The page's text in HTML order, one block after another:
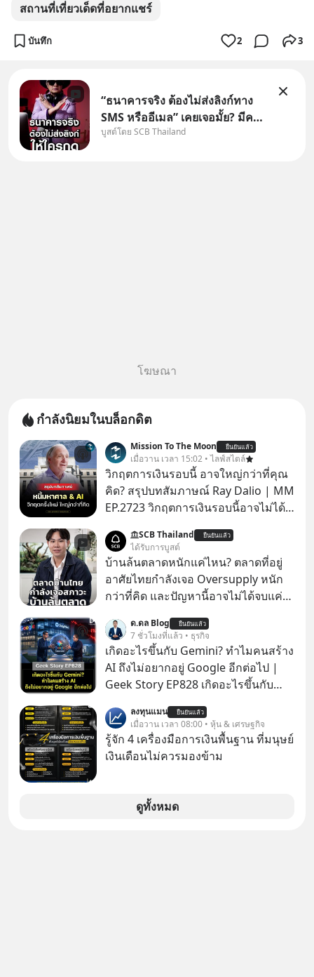
สถานที่เที่ยวเด็ดที่อยากแชร์
บันทึก 2 3
“ธนาคารจริง ต้องไม่ส่งลิงก์ทาง
SMS หรืออีเมล” เคยเจอมั้ย? มีคน
อ้างว่าโทรจากธนาคาร บอกว่า
บูสต์โดย SCB Thailand
โฆษณา
กำลังนิยมในบล็อกดิต
Mission To The Moon ยืนยันแล้ว
เมื่อวาน เวลา 15:02 • ไลฟ์สไตล์
วิกฤตการเงินรอบนี้ อาจใหญ่กว่าที่คุณ
คิด? สรุปบทสัมภาษณ์ Ray Dalio | MM
EP.2723 วิกฤตการเงินรอบนี้อาจไม่ได้
Dalio ชายผู้เคยทำนายวิกฤตเศรษฐกิจ
มาแล้วหลายต่อหลายครั้ง ออกมาส่ง
สัญญาณเตือนระเบิดเวลาลูกใหม่ที่
กำลังก่อตัวขึ้น จาก "ระเบิดหนี้สิน
AI" ที่ผู้คนกำลังแห่ไล่ราคาอย่างบ้าคลั่ง
บทเรียนจากประวัติศาสตร์ 500 ปี บอก
อะไรเรา? ระเบียบโลกกำลังจะเปลี่ยน
มือไปในทิศทางไหน? และเราควรรับมือ
อย่างไรก่อนที่ทุกอย่างจะสายเกินไป?
ร่วมเจาะลึกบทวิเคราะห์และข้อคิดการ
เงินฉบับ Dalio กันได้ใน EP. นี้
#RayDalio #สรุปบทเรียน #การเงินการ
ลงทุน #MissionToTheMoon
SCB Thailand ยืนยันแล้ว
ได้รับการบูสต์
บ้านล้นตลาดหนักแค่ไหน? ตลาดที่อยู่
อาศัยไทยกำลังเจอ Oversupply หนัก
กว่าที่คิด และปัญหานี้อาจไม่ได้จบแค่
ล้นตลาด #เศรษฐกิจไทย #EICAround
#SCBThailand สามารถดูคลิปที่
youtube ประกอบได้ที่ link :
https://youtube.com/shorts/-
ด.ดล Blog ยืนยันแล้ว
7 ชั่วโมงที่แล้ว • ธุรกิจ
เกิดอะไรขึ้นกับ Gemini? ทำไมคนสร้าง
AI ถึงไม่อยากอยู่ Google อีกต่อไป |
Geek Story EP828 เกิดอะไรขึ้นกับ
อินเทอร์เน็ตมาตลอด? ย้อนไปแค่ 5
เดือนก่อน Gemini เคยสอบได้ที่ 1 ของ
วงการ AI แต่วันนี้ Google กลับร่วงดิ่ง
สัญญาไว้ก็เลื่อนแล้วเลื่อนอีก ซ้ำร้ายทีม
วิศวกรระดับหัวกะทิยังแห่ตบเท้าลาออก
ลงทุนแมน ยืนยันแล้ว
เมื่อวาน เวลา 08:00 • หุ้น & เศรษฐกิจ
รู้จัก 4 เครื่องมือการเงินพื้นฐาน ที่มนุษย์
เงินเดือนไม่ควรมองข้าม
ดูทั้งหมด